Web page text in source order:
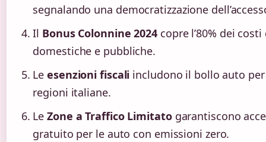
segnalando una democratizzazione
Il Bonus Colonnine 2024 copre l’80% dei
domestiche e pubbliche.
Leesenzioni fiscali includono il bollo auto
regioni italiane.
LeZone a Traffico Limitatogarantiscono
gratuito per le auto con emissioni zero.